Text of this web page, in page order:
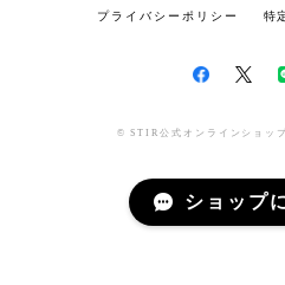
プライバシーポリシー 特
© STIR公式オンラインショ
ショップ